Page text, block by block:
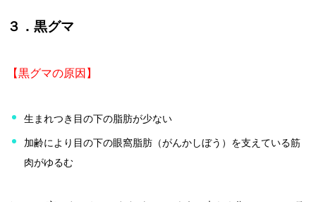
３．黒グマ
【黒グマの原因】
生まれつき目の下の脂肪が少ない
加齢により目の下の眼窩脂肪（がんかしぼう）を支えている筋
肉がゆるむ